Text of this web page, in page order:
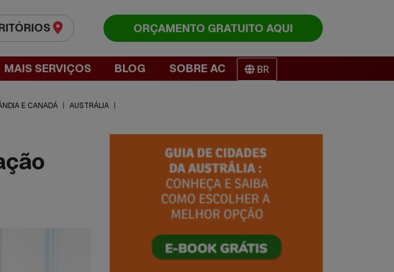
ORÇAMENTO GRATUITO AQUI
MAIS SERVIÇOS BLOG SOBRE AC BR
E CANADÁ AUSTRÁLIA